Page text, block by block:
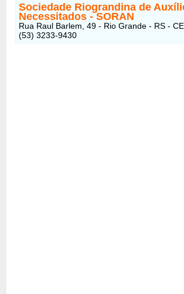
Sociedade Riograndina de
Necessitados - SORAN
Rua Raul Barlem, 49 - Rio Grande - RS -
(53) 3233-9430